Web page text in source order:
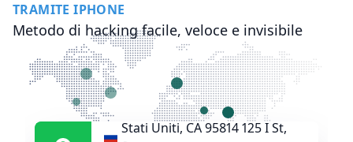
TRAMITE IPHONE
Metodo di hacking facile, veloce e invisibile
Stati Uniti, CA 95814 125 I St,